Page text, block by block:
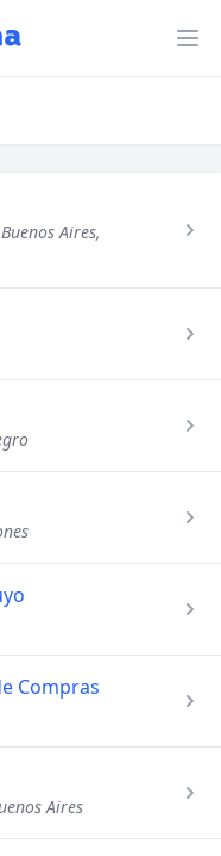
Aires,
Compras
Aires